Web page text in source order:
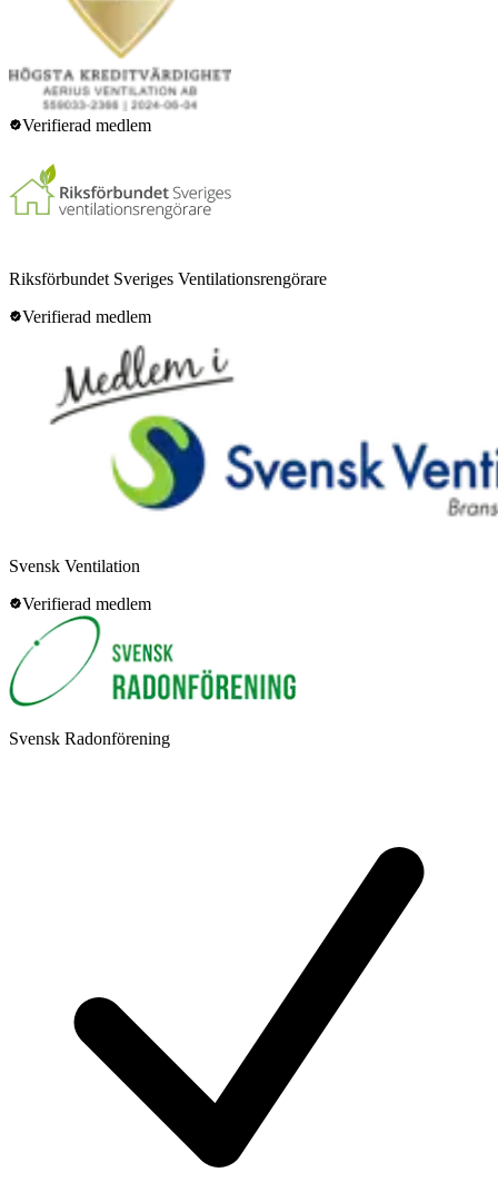
Verifierad medlem
Riksförbundet Sveriges Ventilationsrengörare
Verifierad medlem
Svensk Ventilation
Verifierad medlem
Svensk Radonförening